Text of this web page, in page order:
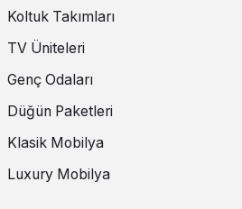
Koltuk Takımları
TV Üniteleri
Genç Odaları
Düğün Paketleri
Klasik Mobilya
Luxury Mobilya